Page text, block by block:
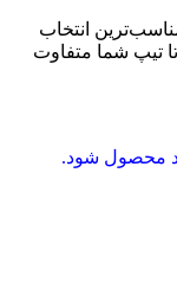
انتخاب
تا تیپ شما متفاوت
محصول شود.